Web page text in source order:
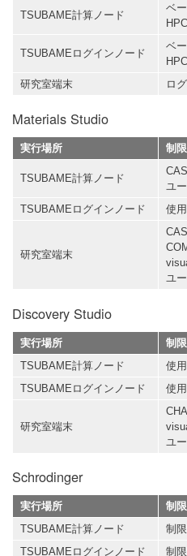
TSUBAME計算ノード
ベ
TSUBAMEログインノード
ベ
研究室端末
ロ
Materials Studio
実行場所 制
TSUBAME計算ノード
ユ
TSUBAMEログインノード
使
研究室端末
ユ
Discovery Studio
実行場所
制
TSUBAME計算ノード
使
TSUBAMEログインノード
使
研究室端末
ユ
Schrodinger
実行場所
制
TSUBAME計算ノード
制
TSUBAMEログインノード
制